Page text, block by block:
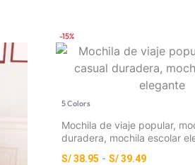
-15%
5 Colors
Mochila de viaje popular,
duradera, mochila escolar
S/38.95 - S/39.49